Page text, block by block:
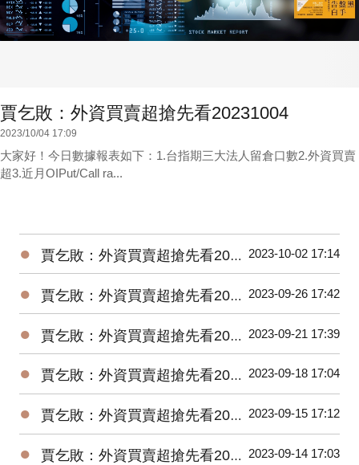
賈乞敗：外資買賣超搶先看20231004
2023/10/04 17:09
大家好！今日數據報表如下：1.台指期三大法人留倉口數2.外資買賣
超3.近月OIPut/Call ra...
● 賈乞敗：外資買賣超搶先看20231002 2023-10-02 17:14
● 賈乞敗：外資買賣超搶先看20230926 2023-09-26 17:42
● 賈乞敗：外資買賣超搶先看20230921 2023-09-21 17:39
● 賈乞敗：外資買賣超搶先看20230918 2023-09-18 17:04
● 賈乞敗：外資買賣超搶先看20230915 2023-09-15 17:12
● 賈乞敗：外資買賣超搶先看20230914 2023-09-14 17:03